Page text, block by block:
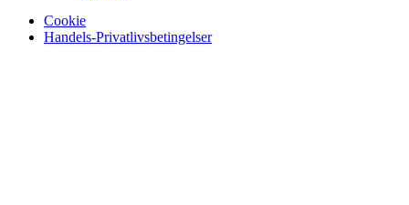
Cookie
Handels-Privatlivsbetingelser